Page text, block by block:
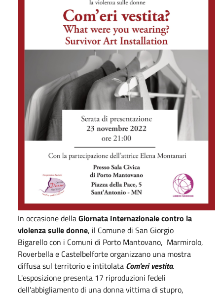
In occasione dellaGiornata Internazionale contro la
violenza sulle donne, il Comune di San Giorgio
Bigarello con i Comuni di Porto Mantovano, Marmirolo,
Roverbella e Castelbelforte organizzano una mostra
diffusa sul territorio e intitolata Com'eri vestita.
L'esposizione presenta 17 riproduzioni fedeli
dell'abbigliamento di una donna vittima di stupro,